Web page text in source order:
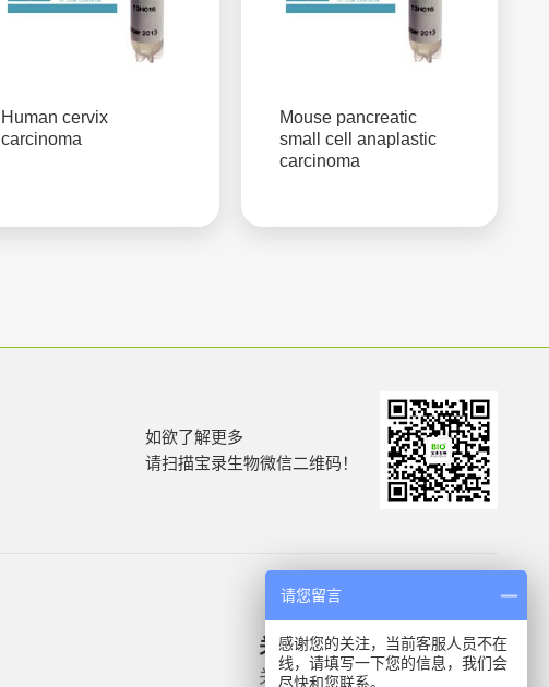
Human cervix
carcinoma
Mouse pancreatic
small cell anaplastic
carcinoma
如欲了解更多
请扫描宝录生物微信二维码！
关于我们
关于我们
产品信息
微生物质控菌株
请您留言
感谢您的关注，当前客服人员不在
线，请填写一下您的信息，我们会
尽快和您联系。